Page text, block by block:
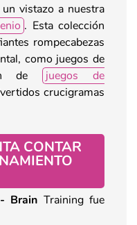
vistazo a nuestra
. Esta colección
rompecabezas
como juegos de
de
juegos de
crucigramas
CONTAR
Brain Training fue